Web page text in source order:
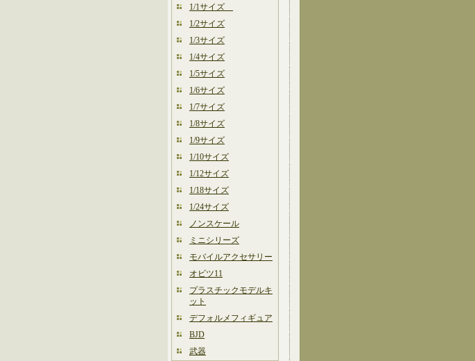
1/1サイズ
1/2サイズ
1/3サイズ
1/4サイズ
1/5サイズ
1/6サイズ
1/7サイズ
1/8サイズ
1/9サイズ
1/10サイズ
1/12サイズ
1/18サイズ
1/24サイズ
ノンスケール
ミニシリーズ
モバイルアクセサリー
オビツ11
プラスチックモデルキ
ット
デフォルメフィギュア
BJD
武器